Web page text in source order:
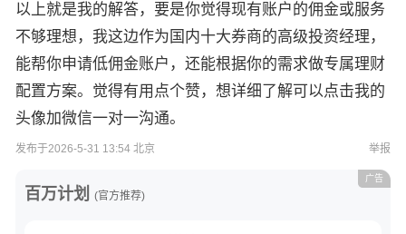
以上就是我的解答，要是你觉得现有账户的佣金或服务
不够理想，我这边作为国内十大券商的高级投资经理，
能帮你申请低佣金账户，还能根据你的需求做专属理财
配置方案。觉得有用点个赞，想详细了解可以点击我的
头像加微信一对一沟通。
发布于2026-5-31 13:54 北京 举报
百万计划 (官方推荐)
广告